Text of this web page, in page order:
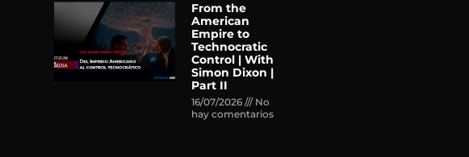
From the
American
Empire to
Technocratic
Control | With
Simon Dixon |
Part II
16/07/2026
No
hay comentarios